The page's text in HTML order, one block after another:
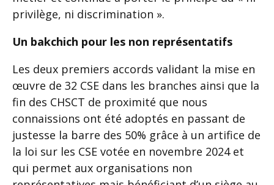
privilège, ni discrimination ».
Un bakchich pour les non représentatifs
Les deux premiers accords validant la mise en
œuvre de 32 CSE dans les branches ainsi que la
fin des CHSCT de proximité que nous
connaissions ont été adoptés en passant de
justesse la barre des 50% grâce à un artifice de
la loi sur les CSE votée en novembre 2024 et
qui permet aux organisations non